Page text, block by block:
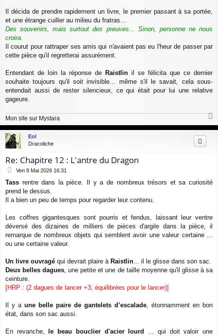
Il décida de prendre rapidement un livre, le premier passant à sa portée,
et une étrange cuiller au milieu du fratras...
Des souvenirs, mais surtout des preuves... Sinon, personne ne nous
croira.
Il courut pour rattraper ses amis qui n'avaient pas eu l'heur de passer par
cette pièce qu'il regretterai assurément.
Entendant de loin la réponse de Raistlin il se félicita que ce dernier
souhaite toujours qu'il soit invisible... même s'il le savait, cela sous-
entendait aussi de rester silencieux, ce qui était pour lui une relative
gageure.
Mon site sur Mystara
a
u
Eol
Dracoliche
Re: Chapitre 12 : L'antre du Dragon
M
s
s
a
Ven 8 Mai 2026 16:31
Tass rentre dans la pièce. Il y a de nombreux trésors et sa curiosité
prend le dessus.
Il a bien un peu de temps pour regarder leur contenu.
Les coffres gigantesques sont pourris et fendus, laissant leur ventre
déversé des dizaines de milliers de pièces d'argile dans la pièce, il
remarque de nombreux objets qui semblent avoir une valeur certaine ...
ou une certaine valeur.
Un livre ouvragé qui devrait plaire à Raistlin... il le glisse dans son sac.
Deux belles dagues, une petite et une de taille moyenne qu'il glisse à sa
ceinture.
[HRP : (2 dagues de lancer +3, équilibrées pour le lancer)]
Il y a une belle paire de gantelets d’escalade, étonnamment en bon
état, dans son sac aussi.
En revanche, le beau bouclier d'acier lourd
... qui doit valoir une